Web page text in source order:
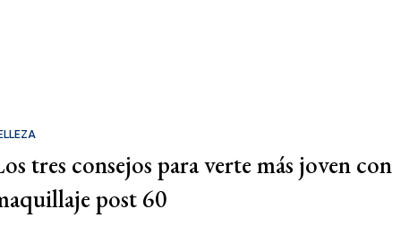
tres consejos para verte más joven con
post 60